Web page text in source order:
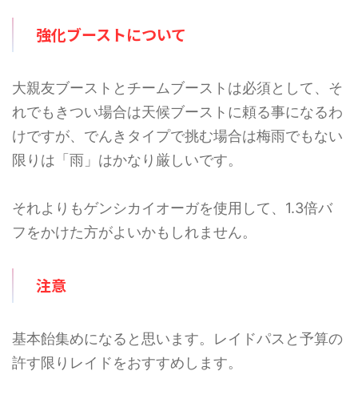
強化ブーストについて
大親友ブーストとチームブーストは必須として、そ
れでもきつい場合は天候ブーストに頼る事になるわ
けですが、でんきタイプで挑む場合は梅雨でもない
限りは「雨」はかなり厳しいです。
それよりもゲンシカイオーガを使用して、1.3倍バ
フをかけた方がよいかもしれません。
注意
基本飴集めになると思います。レイドパスと予算の
許す限りレイドをおすすめします。